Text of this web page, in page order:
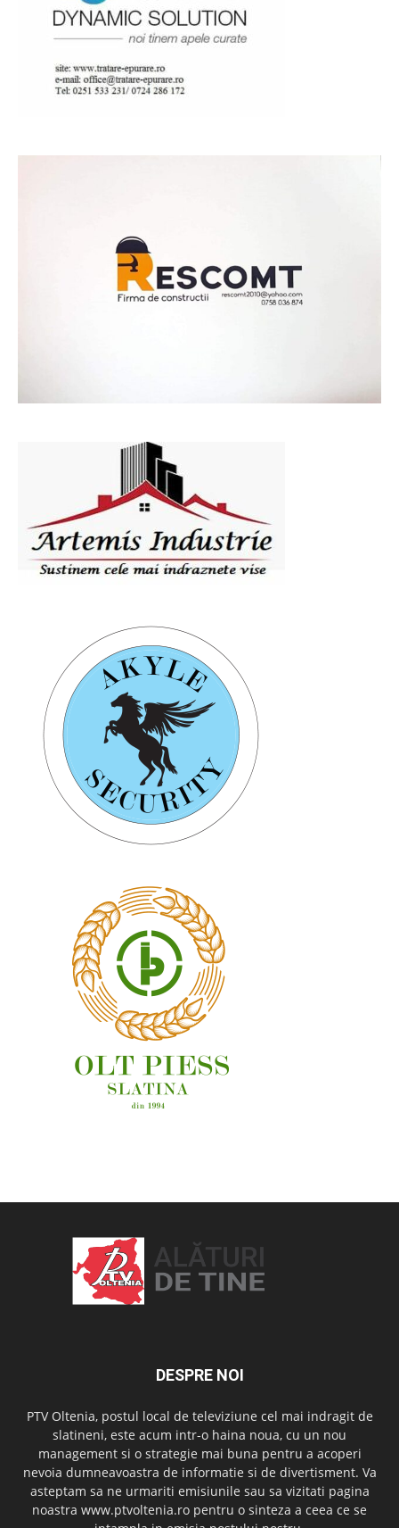
DESPRE NOI
PTV Oltenia, postul local de televiziune cel mai indragit de
slatineni, este acum intr-o haina noua, cu un nou
management si o strategie mai buna pentru a acoperi
nevoia dumneavoastra de informatie si de divertisment. Va
asteptam sa ne urmariti emisiunile sau sa vizitati pagina
noastra www.ptvoltenia.ro pentru o sinteza a ceea ce se